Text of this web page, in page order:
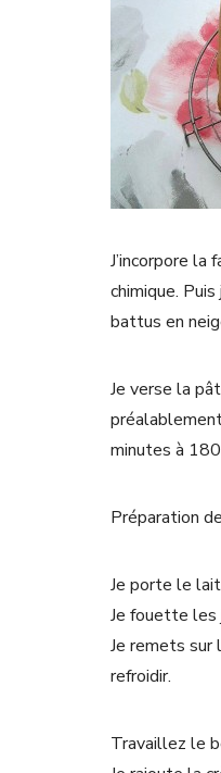
J’incorpore la
chimique.
battus en
Je verse la
minutes à
Préparation
Je porte le
Je fouette les
Je remets sur
refroidir.
Travaillez le